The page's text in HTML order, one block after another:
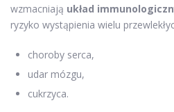
wzmacniają układ
ryzyko wystąpienia wielu
choroby serca,
udar mózgu,
cukrzyca.